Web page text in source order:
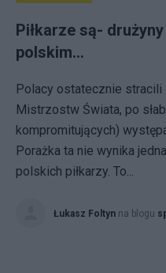
Piłkarze są-
polskim...
Polacy ostatecznie stracili
Mistrzostw Świata, po
kompromitujących)
Porażka ta nie wynika
polskich piłkarzy. To...
Łukasz Foltyn na blogu